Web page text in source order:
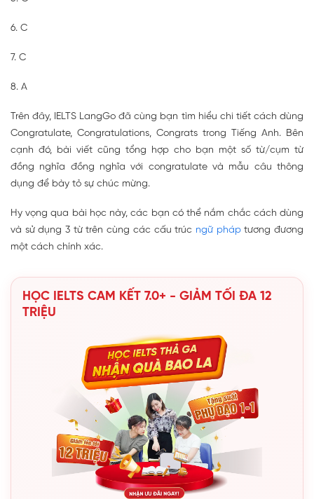
6. C
7. C
8. A
Trên đây, IELTS LangGo đã cùng bạn tìm hiểu chi tiết cách dùng
Congratulate, Congratulations, Congrats trong Tiếng Anh. Bên
cạnh đó, bài viết cũng tổng hợp cho bạn một số từ/cụm từ
đồng nghĩa đồng nghĩa với congratulate và mẫu câu thông
dụng để bày tỏ sự chúc mừng.
Hy vọng qua bài học này, các bạn có thể nắm chắc cách dùng
và sử dụng 3 từ trên cùng các cấu trúc ngữ pháptương đương
một cách chính xác.
HỌC IELTS CAM KẾT 7.0+ - GIẢM TỐI ĐA 12
TRIỆU